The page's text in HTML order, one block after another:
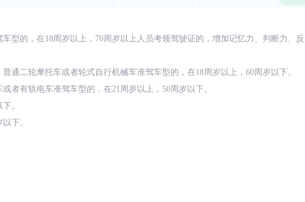
型的，在18周岁以上，70周岁以上人员考领驾驶证的，增加记忆力、判断力、
通二轮摩托车或者轮式自行机械车准驾车型的，在18周岁以上，60周岁以下。
者有轨电车准驾车型的，在21周岁以上，50周岁以下。
。
下。